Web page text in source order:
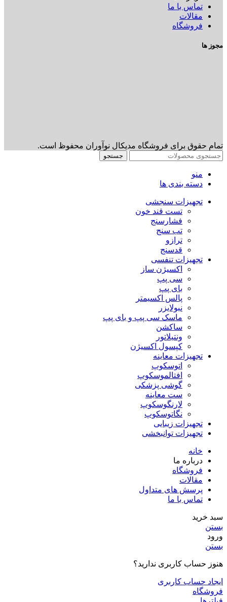
تماس با ما
مقالات
فروشگاه
مجوز ها
تمام حقوق برای فروشگاه مدیکال نوآوران محفوظ است.
جستجو
منو
دسته بندی ها
تجهیزات سنجشی
تست قند خون
فشارسنج
تب سنج
ترازو
قدسنج
تجهیزات تنفسی
اکسیژن ساز
سی پپ
بای پپ
پالس اکسیمتر
نبولایزر
ماسک سی پپ و بای پپ
ساکشن
ونتیلاتور
کپسول اکسیژن
تجهیزات معاینه
اتوسکوپ
افتالموسکوپ
گوشی پزشکی
ست معاینه
لارنگوسکوپ
نگاتوسکوپ
تجهیزات زیبایی
تجهیزات توانبخشی
خانه
درباره ما
فروشگاه
مقالات
پرسش های متداول
تماس با ما
سبد خرید
بستن
ورود
بستن
هنوز حساب کاربری ندارید؟
ایجاد حساب کاربری
فروشگاه